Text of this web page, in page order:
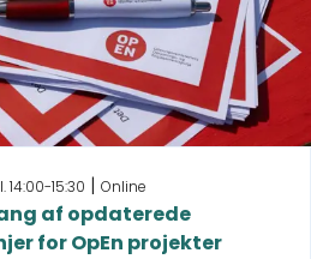
15:30 | Online
af opdaterede
for OpEn projekter